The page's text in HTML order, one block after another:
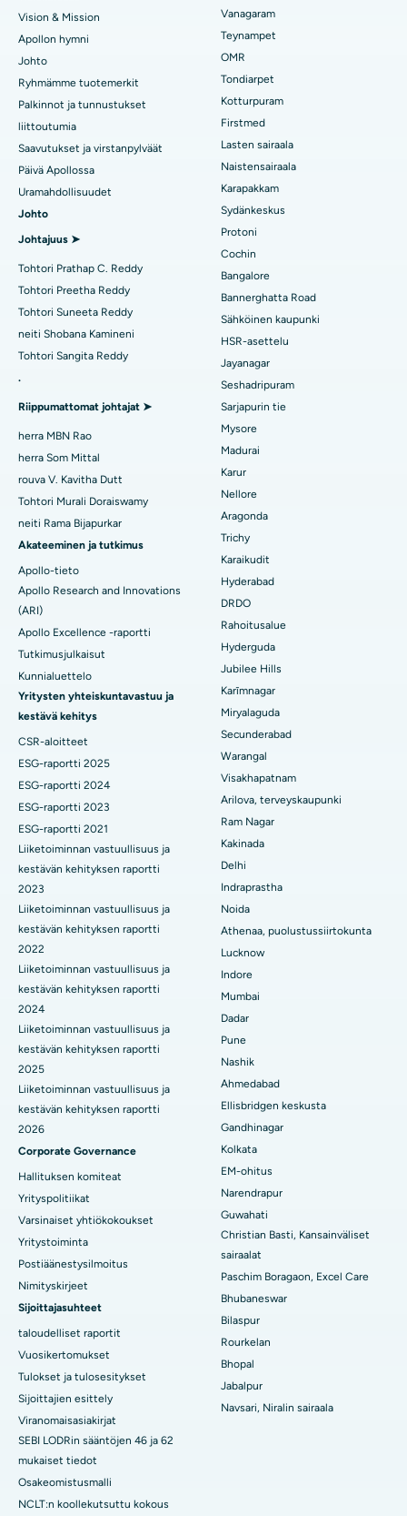
Etsi hammaslääkäri
Etsi lastenlääkäri
Etsi ihotautilääkäri
Etsi urologi
Etsi diabeteslääkäri
Etsi gynekologi
Etsi yleislääkäri
Etsi psykologi
Etsi yleiskirurgi
Paras sairaala Jubilee Hillsissä, Hyderabadissa
Paras sairaala Tondiarpetissa, Chennaissa
Paras sairaala Kotturpuramissa, Chennaissa
Paras sairaala Kovai Roadilla, Karurissa
Paras sairaala Karapakkamissa, Chennaissa
Paras sairaala Arilovassa, Vizagissa
Paras sairaala Kanpur Roadilla, Lucknowissa
Paras sairaala sektorilla 26, Noida
Paras sairaala Gandhinagarissa, Ahmedabadissa
Paras sairaala Aragondassa, Andhra Pradeshissa
Paras sairaala yksikössä 15, Bhubaneswarissa
Paras sairaala Seepat Roadilla, Bilaspurissa
Paras sairaala Ellisbridgessä, Ahmedabadissa
Paras sairaala New Delhissä
Paras sairaala DRDO:ssa, Hyderabadissa
Paras sairaala GS Roadilla, Guwahatissa
Paras sairaala Hydergudassa, Hyderabadissa
Paras sairaala Vijay Nagarissa, Indoressa
Paras sairaala Suryaraopeta Main Roadilla, Kakinadassa
Paras sairaala Canal Circular Roadilla, Kolkatassa
Paras sairaala CBD Belapurin alueella, Navi Mumbaissa
Paras sairaala Panchavatissa, Nashikissa
Paras sairaala Secunderabadissa, Hyderabadissa
Paras sairaala Seshadripuramissa, Bangaloressa
Paras sairaala Waltair Main Roadilla, Visakhapatnamissa
Paras sairaala Subhash Nagar Roadilla, Karimnagarissa
Paras sairaala Managarissa, Karaikudissa
Paras sairaala Arepallyssa, Warangalissa
Paras sairaala Arera Colonyssa, Bhopalissa
Paras sairaala Jayanagarissa, Bangaloressa
Paras sairaala KK Nagarissa, Maduraissa
Paras sairaala Ramji Nagarissa, Nellore
Paras sairaala sektorilla-19, Rourkela
Paras sairaala Swargatessa, Punessa
Paras naisten syöpäsairaala Etelä-Delhissä
Lasik-leikkaus
Rhinoplasty
Rasvaimu
Sepelvaltimoiden angiogrammi
Transkatetrin aortaventtiilin vaihto
MitraClip-venttiilin korjaus
Vähäinen invasiivinen sydänleikkaus
Katetrin ablaatio
Käänteinen olkapääkorjaus
Kohdun valtimon embolisaatio
Rintasyöpäkirurgia
brakyhoito
kolonoskopia
polypectomy
Deep Brain Stimulation
Peritoneaalinen dialyysi
Munuaisbiopsia
Lisäkilpirauhasen poisto
Keraaminen kokonaispolven vaihto
ERCP
Vision & Mission
Apollon hymni
Johto
Ryhmämme tuotemerkit
Palkinnot ja tunnustukset
liittoutumia
Saavutukset ja virstanpylväät
Päivä Apollossa
Uramahdollisuudet
Johto
Johtajuus ➤
Tohtori Prathap C. Reddy
Tohtori Preetha Reddy
Tohtori Suneeta Reddy
neiti Shobana Kamineni
Tohtori Sangita Reddy
.
Riippumattomat johtajat ➤
herra MBN Rao
herra Som Mittal
rouva V. Kavitha Dutt
Tohtori Murali Doraiswamy
neiti Rama Bijapurkar
Akateeminen ja tutkimus
Apollo-tieto
Apollo Research and Innovations
(ARI)
Apollo Excellence -raportti
Tutkimusjulkaisut
Kunnialuettelo
Yritysten yhteiskuntavastuu ja
kestävä kehitys
CSR-aloitteet
ESG-raportti 2025
ESG-raportti 2024
ESG-raportti 2023
ESG-raportti 2021
Liiketoiminnan vastuullisuus ja
kestävän kehityksen raportti
2023
Liiketoiminnan vastuullisuus ja
kestävän kehityksen raportti
2022
Liiketoiminnan vastuullisuus ja
kestävän kehityksen raportti
2024
Liiketoiminnan vastuullisuus ja
kestävän kehityksen raportti
2025
Liiketoiminnan vastuullisuus ja
kestävän kehityksen raportti
2026
Corporate Governance
Hallituksen komiteat
Yrityspolitiikat
Varsinaiset yhtiökokoukset
Yritystoiminta
Postiäänestysilmoitus
Nimityskirjeet
Sijoittajasuhteet
taloudelliset raportit
Vuosikertomukset
Tulokset ja tulosesitykset
Sijoittajien esittely
Viranomaisasiakirjat
SEBI LODRin sääntöjen 46 ja 62
mukaiset tiedot
Osakeomistusmalli
NCLT:n koollekutsuttu kokous
Vanagaram
Teynampet
OMR
Tondiarpet
Kotturpuram
Firstmed
Lasten sairaala
Naistensairaala
Karapakkam
Sydänkeskus
Protoni
Cochin
Bangalore
Bannerghatta Road
Sähköinen kaupunki
HSR-asettelu
Jayanagar
Seshadripuram
Sarjapurin tie
Mysore
Madurai
Karur
Nellore
Aragonda
Trichy
Karaikudit
Hyderabad
DRDO
Rahoitusalue
Hyderguda
Jubilee Hills
Karīmnagar
Miryalaguda
Secunderabad
Warangal
Visakhapatnam
Arilova, terveyskaupunki
Ram Nagar
Kakinada
Delhi
Indraprastha
Noida
Athenaa, puolustussiirtokunta
Lucknow
Indore
Mumbai
Dadar
Pune
Nashik
Ahmedabad
Ellisbridgen keskusta
Gandhinagar
Kolkata
EM-ohitus
Narendrapur
Guwahati
Christian Basti, Kansainväliset
sairaalat
Paschim Boragaon, Excel Care
Bhubaneswar
Bilaspur
Rourkelan
Bhopal
Jabalpur
Navsari, Niralin sairaala